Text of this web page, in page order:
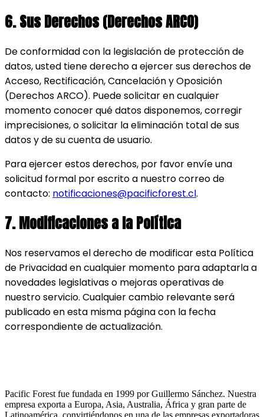
6. Sus Derechos (Derechos ARCO)
De conformidad con la legislación de protección de
datos, usted tiene derecho a ejercer sus derechos de
Acceso, Rectificación, Cancelación y Oposición
(Derechos ARCO). Puede solicitar en cualquier
momento conocer qué datos disponemos, corregir
imprecisiones, o solicitar la eliminación total de sus
datos y de su cuenta de usuario.
Para ejercer estos derechos, por favor envíe una
solicitud formal por escrito a nuestro correo de
contacto: notificaciones@pacificforest.cl.
7. Modificaciones a la Política
Nos reservamos el derecho de modificar esta Política
de Privacidad en cualquier momento para adaptarla a
novedades legislativas o mejoras operativas de
nuestro servicio. Cualquier cambio relevante será
publicado en esta misma página con la fecha
correspondiente de actualización.
Pacific Forest fue fundada en 1999 por Guillermo Sánchez. Nuestra
empresa exporta a Europa, Asia, Australia, África y gran parte de
Latinoamérica, convirtiéndonos en una de las empresas exportadoras